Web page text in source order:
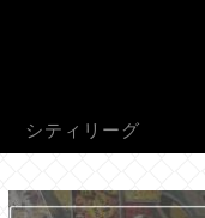
シティリーグ